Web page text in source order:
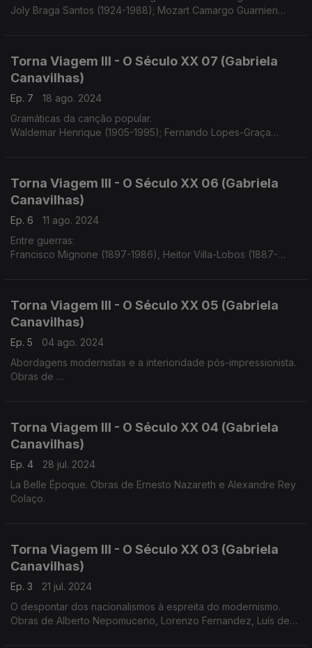
Joly Braga Santos (1924-1988); Mozart Camargo Guarnieri
Torna Viagem III - O Século XX 07 (Gabriela
Canavilhas)
Ep. 7
18 ago. 2024
Gramáticas da canção popular.
Waldemar Henrique (1905-1995); Fernando Lopes-Graça
Torna Viagem III - O Século XX 06 (Gabriela
Canavilhas)
Ep. 6
11 ago. 2024
Entre guerras:
Francisco Mignone (1897-1986), Heitor Villa-Lobos (1887-
Torna Viagem III - O Século XX 05 (Gabriela
Canavilhas)
Ep. 5
04 ago. 2024
Abordagens modernistas e a interioridade pós-impressionista.
Obras de
Torna Viagem III - O Século XX 04 (Gabriela
Canavilhas)
Ep. 4
28 jul. 2024
La Belle Époque. Obras de Ernesto Nazareth e Alexandre Rey
Colaço.
Torna Viagem III - O Século XX 03 (Gabriela
Canavilhas)
Ep. 3
21 jul. 2024
O despontar dos nacionalismos à espreita do modernismo.
Obras de Alberto Nepomuceno, Lorenzo Fernandez, Luís de